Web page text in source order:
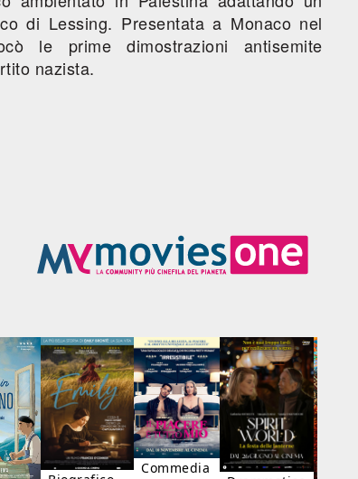
di Lessing. Presentata a Monaco nel
le prime dimostrazioni antisemite
nazista.
Commedia